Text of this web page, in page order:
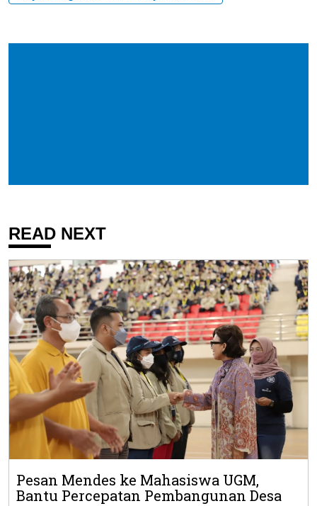
READ NEXT
Pesan Mendes ke Mahasiswa UGM,
Bantu Percepatan Pembangunan Desa